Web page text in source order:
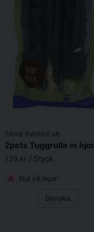
TRIXIE SVERIGE AB
139 kr / Styck
Slut på lager
Bevaka